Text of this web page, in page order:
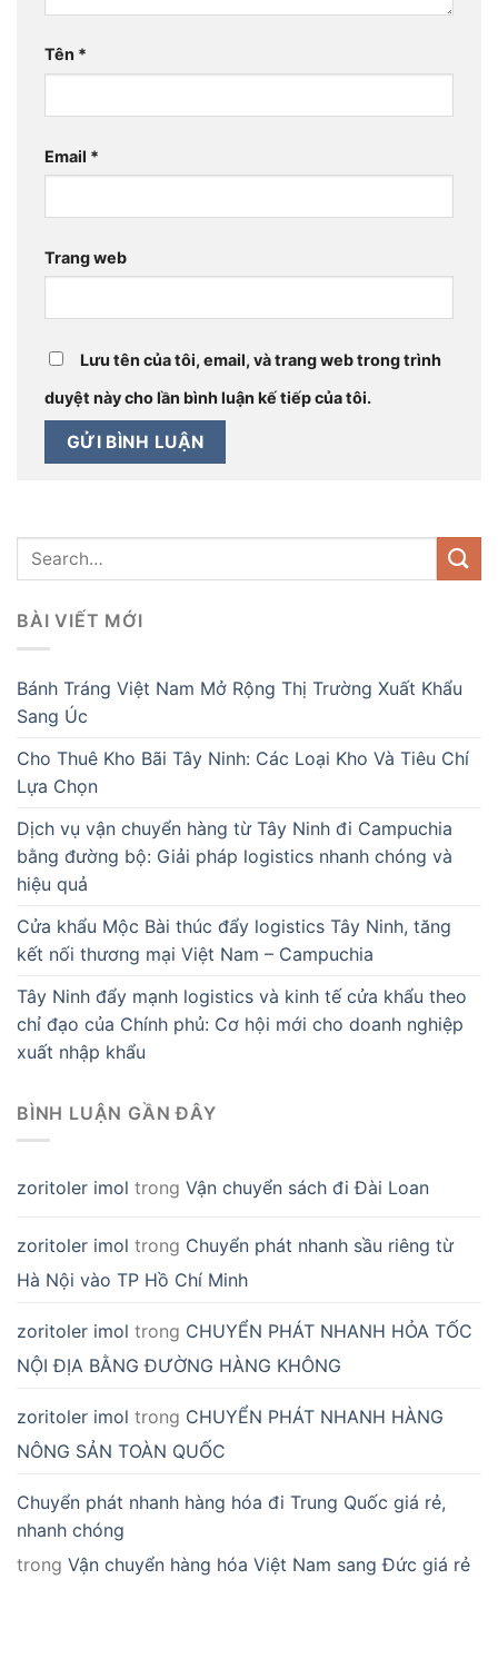
Tên *
Email *
Trang web
Lưu tên của tôi, email, và trang web trong trình
duyệt này cho lần bình luận kế tiếp của tôi.
BÀI VIẾT MỚI
Bánh Tráng Việt Nam Mở Rộng Thị Trường Xuất Khẩu
Sang Úc
Cho Thuê Kho Bãi Tây Ninh: Các Loại Kho Và Tiêu Chí
Lựa Chọn
Dịch vụ vận chuyển hàng từ Tây Ninh đi Campuchia
bằng đường bộ: Giải pháp logistics nhanh chóng và
hiệu quả
Cửa khẩu Mộc Bài thúc đẩy logistics Tây Ninh, tăng
kết nối thương mại Việt Nam – Campuchia
Tây Ninh đẩy mạnh logistics và kinh tế cửa khẩu theo
chỉ đạo của Chính phủ: Cơ hội mới cho doanh nghiệp
xuất nhập khẩu
BÌNH LUẬN GẦN ĐÂY
zoritoler imol trong Vận chuyển sách đi Đài Loan
zoritoler imol trong Chuyển phát nhanh sầu riêng từ
Hà Nội vào TP Hồ Chí Minh
zoritoler imol trong CHUYỂN PHÁT NHANH HỎA TỐC
NỘI ĐỊA BẰNG ĐƯỜNG HÀNG KHÔNG
zoritoler imol trong CHUYỂN PHÁT NHANH HÀNG
NÔNG SẢN TOÀN QUỐC
Chuyển phát nhanh hàng hóa đi Trung Quốc giá rẻ,
nhanh chóng
trong Vận chuyển hàng hóa Việt Nam sang Đức giá rẻ